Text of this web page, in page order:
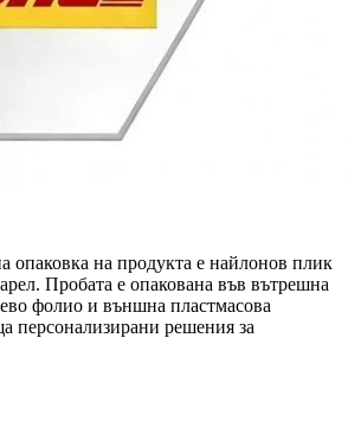
опаковка на продукта е найлонов плик
Пробата е опакована във вътрешна
фолио и външна пластмасова
персонализирани решения за